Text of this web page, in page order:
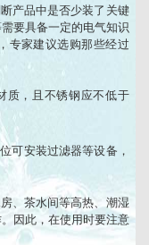
产品中是否少装了关键
要具备一定的电气知识
专家建议选购那些经过
质，且不锈钢应不低于
可安装过滤器等设备，
、茶水间等高热、潮湿
因此，在使用时要注意